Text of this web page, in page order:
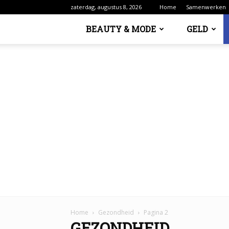
zaterdag, augustus 8, 2026 Home Samenwerken
BEAUTY & MODE GELD
Home Gezondheid Pagina 2